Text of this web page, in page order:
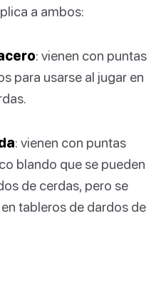
a ambos:
: vienen con puntas
para usarse al jugar en
: vienen con puntas
blando que se pueden
de cerdas, pero se
tableros de dardos de